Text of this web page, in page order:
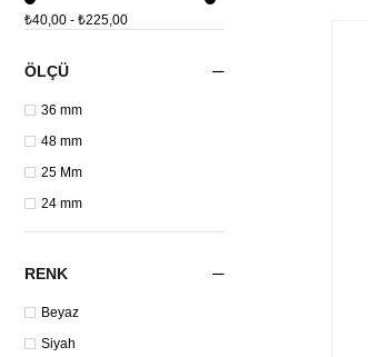
₺40,00 - ₺225,00
ÖLÇÜ
36 mm
48 mm
25 Mm
24 mm
RENK
Beyaz
Siyah